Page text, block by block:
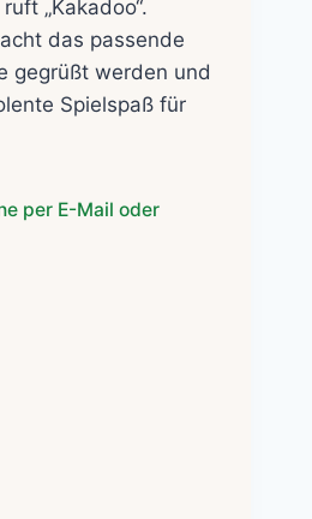
„Kakadoo“.
das passende
gegrüßt werden und
Spielspaß für
per E-Mail oder